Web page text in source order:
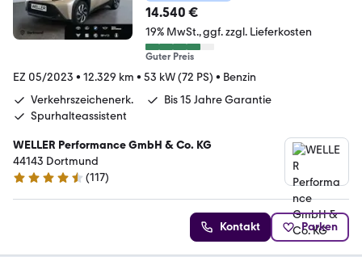
14.540 €
19% MwSt. ggf. zzgl. Lieferkosten
Guter Preis
EZ 05/2023 • 12.329 km • 53 kW (72 PS) • Benzin
Verkehrszeichenerk.
Bis 15 Jahre Garantie
Spurhalteassistent
WELLER Performance GmbH & Co. KG
44143 Dortmund
4.6 Sterne
(117)
Kontakt Parken